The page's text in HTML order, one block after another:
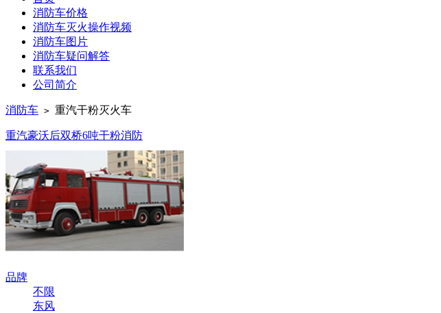
消防车价格
消防车灭火操作视频
消防车图片
消防车疑问解答
联系我们
公司简介
消防车 > 重汽干粉灭火车
重汽豪沃后双桥6吨干粉消防
品牌
不限
东风